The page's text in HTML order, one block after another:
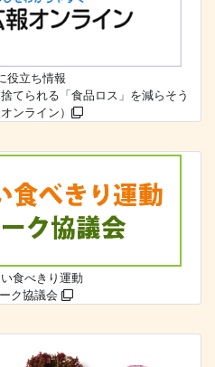
役立ち情報
てられる「食品ロス」を減らそう
ンライン）
食べきり運動
ク協議会